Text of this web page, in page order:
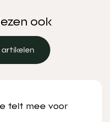
ook
artikelen
telt mee voor